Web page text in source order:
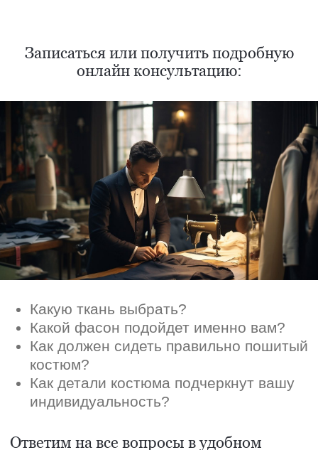
Записаться или получить подробную
онлайн консультацию:
Какой фасон подойдет именно вам?
Как должен сидеть правильно пошитый
костюм?
Как детали костюма подчеркнут вашу
индивидуальность?
Ответим на все вопросы в удобном
для вас мессенджере
Max Telegram